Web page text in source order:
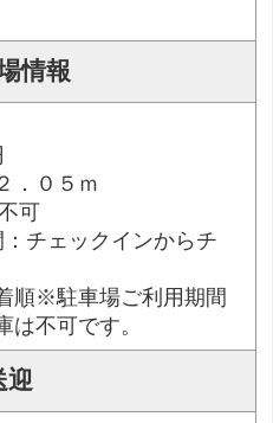
情報
．０５ｍ
可
チェックインからチ
順※駐車場ご利用期間
は不可です。
迎